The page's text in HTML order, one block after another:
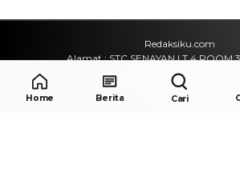
Redaksiku.com
Alamat : STC SENAYAN LT.4 ROOM
Afrika , Pintu IX Senayan, RT.1/
Kecamatan Tanah Abang, Daerah
Jakarta 10270
Home Berita Cari